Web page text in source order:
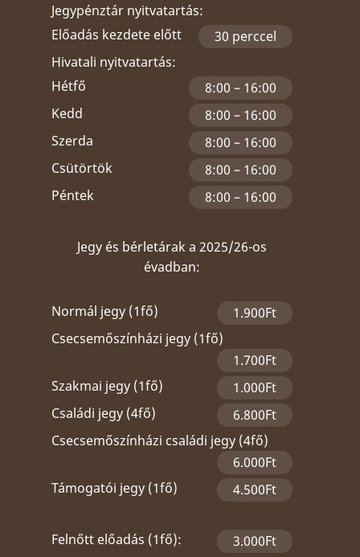
Jegypénztár nyitvatartás:
Előadás kezdete előtt
30 perccel
Hivatali nyitvatartás:
Hétfő
8:00 – 16:00
Kedd
8:00 – 16:00
Szerda
8:00 – 16:00
Csütörtök
8:00 – 16:00
Péntek
8:00 – 16:00
Jegy és bérletárak a 2025/26-os
évadban:
Normál jegy (1fő)
1.900Ft
Csecsemőszínházi jegy (1fő)
1.700Ft
Szakmai jegy (1fő)
1.000Ft
Családi jegy (4fő)
6.800Ft
Csecsemőszínházi családi jegy (4fő)
6.000Ft
Támogatói jegy (1fő)
4.500Ft
Felnőtt előadás (1fő):
3.000Ft